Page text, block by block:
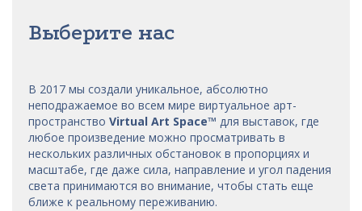
Выберите нас
В 2017 мы создали уникальное, абсолютно
неподражаемое во всем мире виртуальное арт-
пространство Virtual Art Space™ для выставок, где
любое произведение можно просматривать в
нескольких различных обстановок в пропорциях и
масштабе, где даже сила, направление и угол падения
света принимаются во внимание, чтобы стать еще
ближе к реальному переживанию.